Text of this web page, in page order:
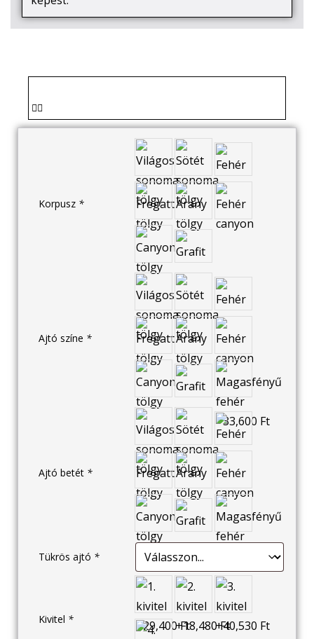
Korpusz *
Ajtó színe *
Ajtó betét *
Tükrös ajtó *
Kivitel *